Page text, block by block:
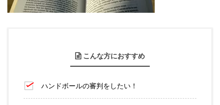
こんな方におすすめ
ハンドボールの審判をしたい！